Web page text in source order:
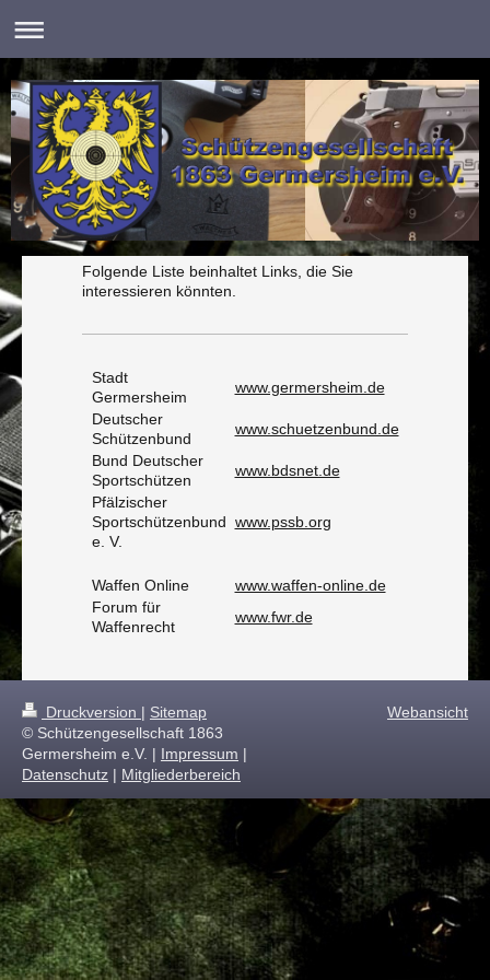
Folgende Liste beinhaltet Links, die Sie
interessieren könnten.
Stadt
Germersheim
www.germersheim.de
Deutscher
Schützenbund
www.schuetzenbund.de
Bund Deutscher
Sportschützen
www.bdsnet.de
Pfälzischer
Sportschützenbund
e. V.
www.pssb.org
Waffen Online
www.waffen-online.de
Forum für
Waffenrecht
www.fwr.de
Druckversion | Sitemap
© Schützengesellschaft 1863
Germersheim e.V. | Impressum |
Datenschutz | Mitgliederbereich
Webansicht